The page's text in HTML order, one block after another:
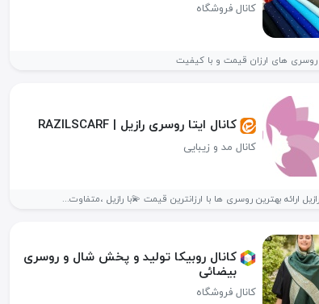
کانال فروشگاه
روسری های ارزان قیمت و با کیفیت
کانال ایتا روسری رازیل | RAZILSCARF
کانال مد و زیبایی
ارائه بهترین روسری ها با ارزانترین قیمت 💫با رازیل ،متفاوت...
کانال روبیکا تولید و پخش شال و روسری
بیضائی
کانال فروشگاه